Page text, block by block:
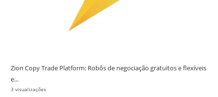
Zion Copy Trade Platform: Robôs de negociação gratuitos e flexíveis
e...
3 visualizações